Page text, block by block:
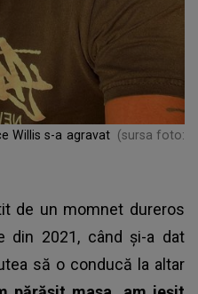
Willis s-a agravat (sursa foto:
de un momnet dureros
din 2021, când și-a dat
să o conducă la altar